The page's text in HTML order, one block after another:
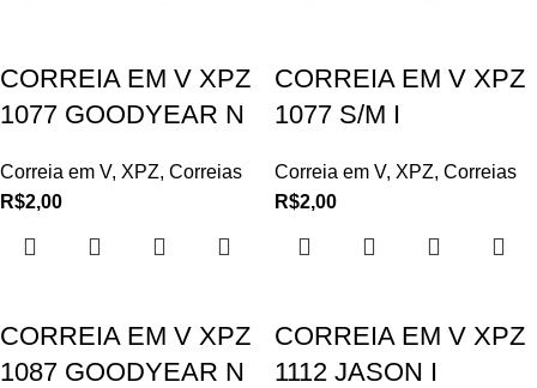
CORREIA EM V XPZ
1077 GOODYEAR N
Correia em V, XPZ, Correias
R$2,00
CORREIA EM V XPZ
1077 S/M I
Correia em V, XPZ, Correias
R$2,00
CORREIA EM V XPZ
1087 GOODYEAR N
CORREIA EM V XPZ
1112 JASON I